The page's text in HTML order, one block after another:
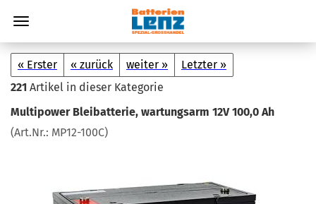
« Erster « zurück weiter »
Letzter »
221 Artikel in dieser Kategorie
Mul­ti­power Blei­bat­te­rie, war­tungs­arm 12V 100,0 Ah
(Art.Nr.: MP12-​100C)